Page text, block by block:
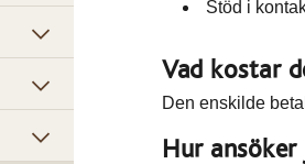
Stöd i
Vad kostar
Den enskilde
Hur ansöker